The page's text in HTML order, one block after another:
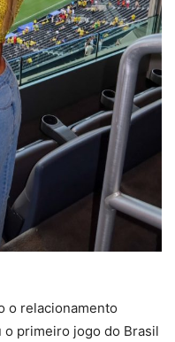
o relacionamento
o primeiro jogo do Brasil